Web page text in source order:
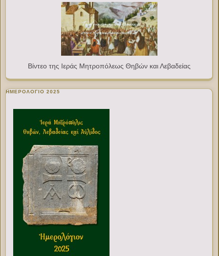
Βίντεο της Ιεράς Μητροπόλεως Θηβών και Λεβαδείας
ΗΜΕΡΟΛΟΓΙΟ 2025